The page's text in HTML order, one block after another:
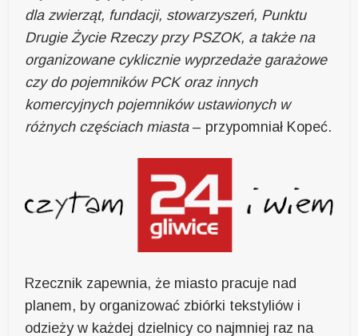
dla zwierząt, fundacji, stowarzyszeń, Punktu
Drugie Życie Rzeczy przy PSZOK, a także na
organizowane cyklicznie wyprzedaże garażowe
czy do pojemników PCK oraz innych
komercyjnych pojemników ustawionych w
różnych częściach miasta– przypomniał Kopeć.
Rzecznik zapewnia, że miasto pracuje nad
planem, by organizować zbiórki tekstyliów i
odzieży w każdej dzielnicy co najmniej raz na